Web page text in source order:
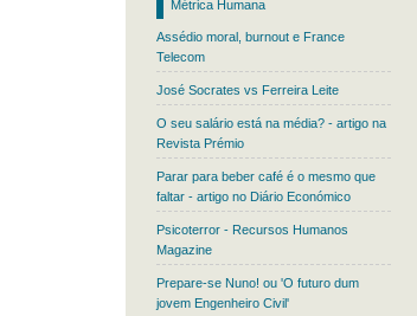
Métrica Humana
Assédio moral, burnout e France
Telecom
José Socrates vs Ferreira Leite
O seu salário está na média? - artigo na
Revista Prémio
Parar para beber café é o mesmo que
faltar - artigo no Diário Económico
Psicoterror - Recursos Humanos
Magazine
Prepare-se Nuno! ou 'O futuro dum
jovem Engenheiro Civil'